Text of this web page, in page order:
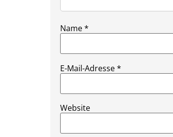
Name*
E-Mail-Adresse*
Website